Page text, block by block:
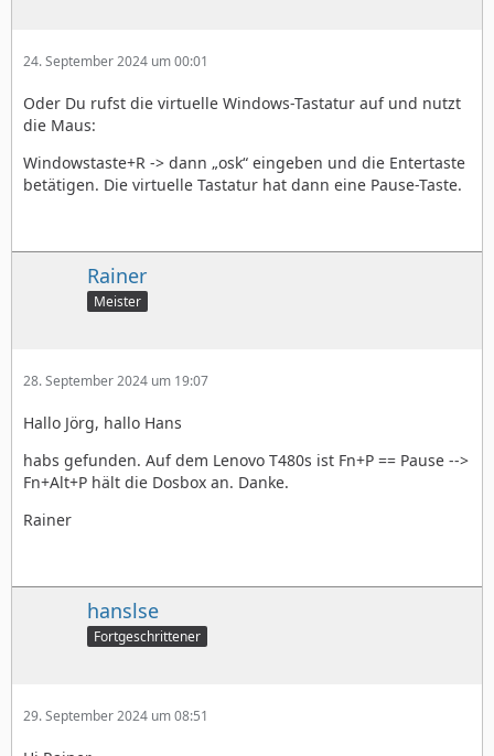
24. September 2024 um 00:01
Oder Du rufst die virtuelle Windows-Tastatur auf und nutzt
die Maus:
Windowstaste+R -> dann „osk“ eingeben und die Entertaste
betätigen. Die virtuelle Tastatur hat dann eine Pause-Taste.
Rainer
Meister
28. September 2024 um 19:07
Hallo Jörg, hallo Hans
habs gefunden. Auf dem Lenovo T480s ist Fn+P == Pause -->
Fn+Alt+P hält die Dosbox an. Danke.
Rainer
hanslse
Fortgeschrittener
29. September 2024 um 08:51